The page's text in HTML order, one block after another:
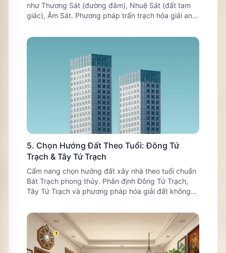
như Thương Sát (đường đâm), Nhuệ Sát (đất tam
giác), Âm Sát. Phương pháp trấn trạch hóa giải an
5. Chọn Hướng Đất Theo Tuổi: Đông Tứ
Trạch & Tây Tứ Trạch
Cẩm nang chọn hướng đất xây nhà theo tuổi chuẩn
Bát Trạch phong thủy. Phân định Đông Tứ Trạch,
Tây Tứ Trạch và phương pháp hóa giải đất không